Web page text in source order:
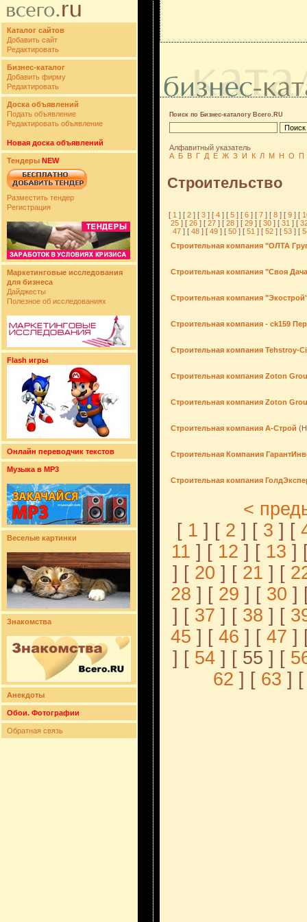
Каталог сайтов
Добавить сайт
Редактировать
Бизнес-каталог
Добавить фирму
Редактировать
Доска объявлений
Подать объявление
Редактировать объявление
Новая доска объявлений
Тендеры NEW
Разместить тендер
Регистрация
Маркетинговые исследования
для бизнеса
Дайджесты
Полезное об исследованиях
Flash игры
Онлайн переводчик текстов
Музыка в MP3
Веселые картинки
Знакомства
Анекдоты
Обои. Фотографии
Обратная связь
Поиск по Бизнес-каталогу Всего.RU
Алфавитный указатель
А Б В Г Д Е Ж З И К Л М Н О П
Строительство
[ 1 ] [ 2 ] [ 3 ] [ 4 ] [ 5 ] [ 6 ] [ 7 ] [ 8 ] [ 9 ] [
25 ] [26 ] [27 ] [28 ] [29 ] [30 ] [31 ] [
47 ] [48 ] [49 ] [50 ] [51 ] [52 ] [53 ] [
Строительная компания "ОЛТА
Строительная компания "Своя
Строительная компания
Строительная компания - ck159
Строительная компания Tehstroy-
Строительная компания Zoton
Строительная компания Zoton
Строительная компания А-Строй
Строительная Компания
Строительная компания
<
[1 ] [2 ] [3 ] [
11 ] [ 12 ] [ 13 ]
] [ 20 ] [ 21 ] [
28 ] [ 29 ] [ 30 ]
] [ 37 ] [ 38 ] [
45 ] [ 46 ] [ 47 ]
] [ 54 ] [ 55 ] [
62 ] [ 63 ] [